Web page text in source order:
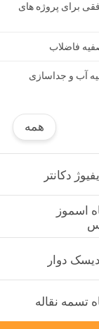
برای پروژه های
فاضلاب
آب و جداسازی
همه
دکانتر
اسموز
دوار
تسمه نقاله